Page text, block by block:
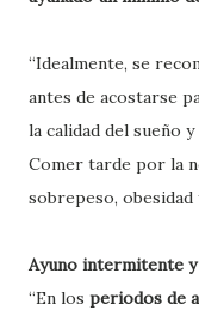
“Idealmente, se
antes de acostarse
la calidad del sueño
Comer tarde por la
sobrepeso,
Ayuno intermitente
“En los periodos de